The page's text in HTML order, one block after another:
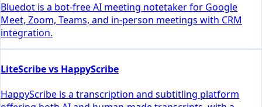
Bluedot is a bot-free AI meeting notetaker for Google
Meet, Zoom, Teams, and in-person meetings with CRM
integration.
LiteScribe vs HappyScribe
HappyScribe is a transcription and subtitling platform